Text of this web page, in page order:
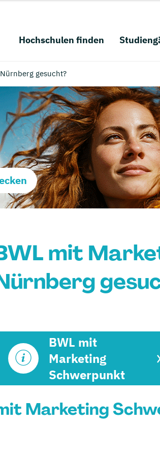
Hochschulen finden
gesucht?
mit
BWL mit
Marketing
Schwerpunkt
Marketing